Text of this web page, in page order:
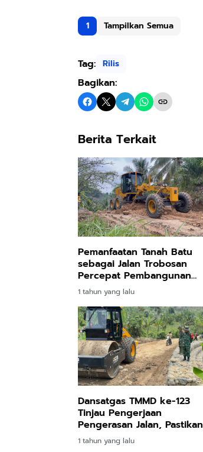
1 Tampilkan Semua
Tag: Rilis
Bagikan:
Berita Terkait
Pemanfaatan Tanah Batu
sebagai Jalan Trobosan
Percepat Pembangunan
TMMD ke-123
1 tahun yang lalu
Dansatgas TMMD ke-123
Tinjau Pengerjaan
Pengerasan Jalan, Pastikan
Progres Berjalan Lancar
1 tahun yang lalu